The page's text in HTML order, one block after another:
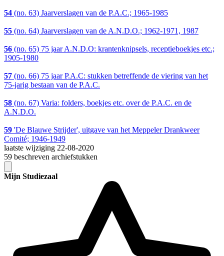
54 (no. 63) Jaarverslagen van de P.A.C.; 1965-1985
55 (no. 64) Jaarverslagen van de A.N.D.O.; 1962-1971, 1987
56 (no. 65) 75 jaar A.N.D.O: krantenknipsels, receptieboekjes etc.;
1905-1980
57 (no. 66) 75 jaar P.A.C: stukken betreffende de viering van het
75-jarig bestaan van de P.A.C.
58 (no. 67) Varia: folders, boekjes etc. over de P.A.C. en de
A.N.D.O.
59 'De Blauwe Strijder', uitgave van het Meppeler Drankweer
Comité; 1946-1949
laatste wijziging 22-08-2020
59 beschreven archiefstukken
Mijn Studiezaal